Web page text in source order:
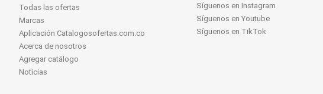
Todas las ofertas
Marcas
Aplicación Catalogosofertas.com.co
Acerca de nosotros
Agregar catálogo
Noticias
Síguenos en Instagram
Síguenos en Youtube
Síguenos en TikTok